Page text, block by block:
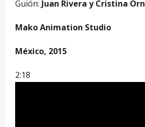
Guión: Juan Rivera y Cristina
Mako Animation Studio
México, 2015
2:18